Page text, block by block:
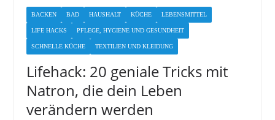
BACKEN BAD HAUSHALT KÜCHE LEBENSMITTEL
LIFE HACKS PFLEGE, HYGIENE UND GESUNDHEIT
SCHNELLE KÜCHE TEXTILIEN UND KLEIDUNG
Lifehack: 20 geniale Tricks mit
Natron, die dein Leben
verändern werden